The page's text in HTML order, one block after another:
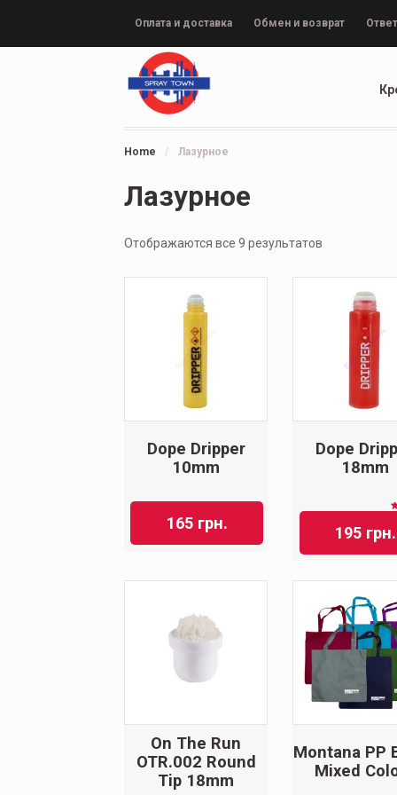
Оплата и доставка Обмен и возврат
Home / Лазурное
Лазурное
Отображаются все 9 результатов
Dope Dripper
10mm
165 грн.
Dope
18mm
195 грн.
On The Run
OTR.002 Round
Tip 18mm
Montana PP
Mixed